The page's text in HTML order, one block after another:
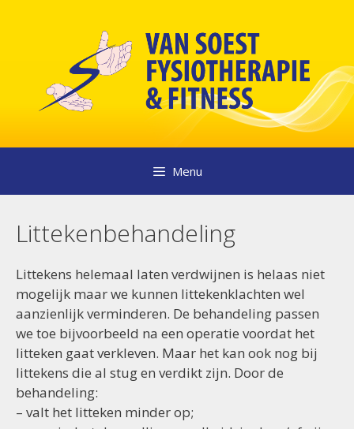
Menu
Littekenbehandeling
Littekens helemaal laten verdwijnen is helaas niet
mogelijk maar we kunnen littekenklachten wel
aanzienlijk verminderen. De behandeling passen
we toe bijvoorbeeld na een operatie voordat het
litteken gaat verkleven. Maar het kan ook nog bij
littekens die al stug en verdikt zijn. Door de
behandeling:
– valt het litteken minder op;